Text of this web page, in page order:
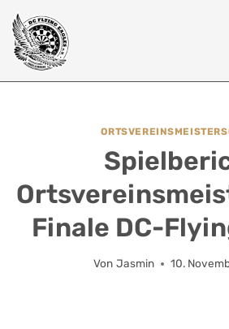
Zum
Inhalt
springen
Finale DC-
Von Jasmin 10.